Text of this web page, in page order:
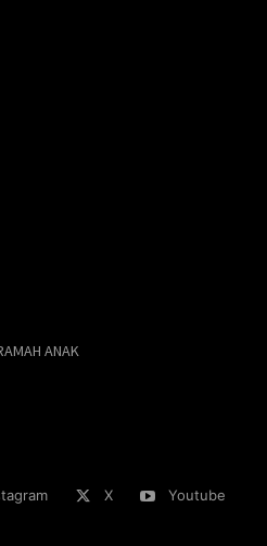
ANAK
X Youtube